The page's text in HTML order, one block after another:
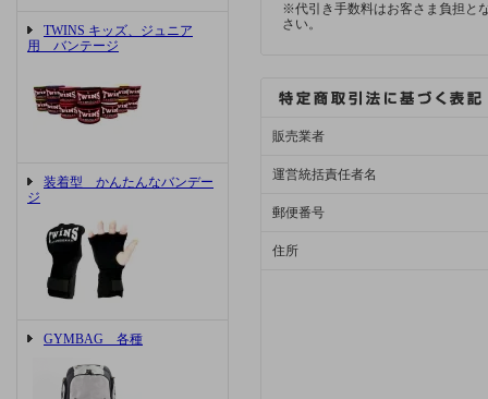
TWINS キッズ、ジュニア
用 バンテージ
装着型 かんたんなバンデー
ジ
GYMBAG 各種
※代引き手数料はお客さま負担と
さい。
販売業者
運営統括責任者名
郵便番号
住所